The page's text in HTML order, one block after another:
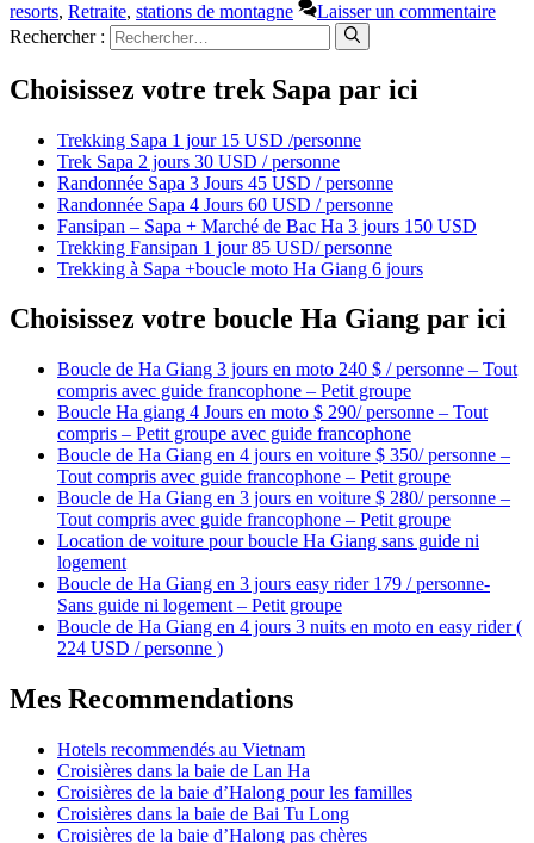
resorts, Retraite, stations de montagne
Laisser un commentaire
Rechercher :
Choisissez votre trek Sapa par ici
Trekking Sapa 1 jour 15 USD /personne
Trek Sapa 2 jours 30 USD / personne
Randonnée Sapa 3 Jours 45 USD / personne
Randonnée Sapa 4 Jours 60 USD / personne
Fansipan – Sapa + Marché de Bac Ha 3 jours 150 USD
Trekking Fansipan 1 jour 85 USD/ personne
Trekking à Sapa +boucle moto Ha Giang 6 jours
Choisissez votre boucle Ha Giang par ici
Boucle de Ha Giang 3 jours en moto 240 $ / personne – Tout
compris avec guide francophone – Petit groupe
Boucle Ha giang 4 Jours en moto $ 290/ personne – Tout
compris – Petit groupe avec guide francophone
Boucle de Ha Giang en 4 jours en voiture $ 350/ personne –
Tout compris avec guide francophone – Petit groupe
Boucle de Ha Giang en 3 jours en voiture $ 280/ personne –
Tout compris avec guide francophone – Petit groupe
Location de voiture pour boucle Ha Giang sans guide ni
logement
Boucle de Ha Giang en 3 jours easy rider 179 / personne-
Sans guide ni logement – Petit groupe
Boucle de Ha Giang en 4 jours 3 nuits en moto en easy rider (
224 USD / personne )
Mes Recommendations
Hotels recommendés au Vietnam
Croisières dans la baie de Lan Ha
Croisières de la baie d’Halong pour les familles
Croisières dans la baie de Bai Tu Long
Croisières de la baie d’Halong pas chères